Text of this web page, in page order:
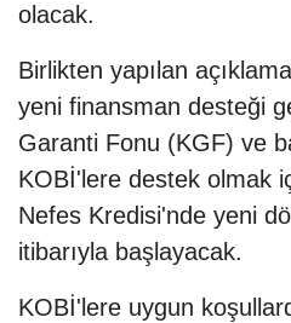
olacak.
Birlikten yapılan
yeni finansman desteği
Garanti Fonu (KGF) ve
KOBİ'lere destek olmak
Nefes Kredisi'nde yeni
itibarıyla başlayacak.
KOBİ'lere uygun